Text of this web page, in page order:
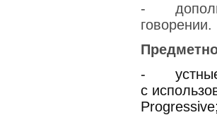
-
говорении.
-
с
Progressive